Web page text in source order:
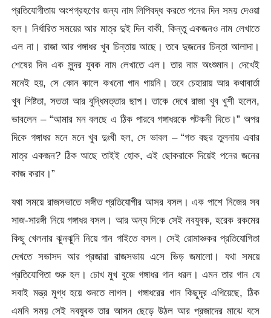
প্রতিযোগীতায় অংশগ্রহণের জন্য নাম লিপিবদ্ধ করতে পনের দিন সময় দেওয়া
হল। নির্ধারিত সময়ের আর মাত্র দুই দিন বাকী, কিন্তু একজনও নাম লেখাতে
এল না। রাজা আর গঙ্গাধর খুব চিন্তায় আছে। তবে দুজনের চিন্তা আলাদা।
শেষের দিন এক সুন্দর যুবক নাম লেখাতে এল। তার নাম অংশুমান। দেখেই
মনেই হয়, সে কোন কালে কখনো গান গায়নি। তবে চেহারায় আর কথাবার্তা
খুব শিষ্টতা, সততা আর বুদ্ধিমত্তার ছাপ। তাকে দেখে রাজা খুব খুশী হলেন,
ভাবলেন – “আমার মন বলছে এ ঠিক পারবে গঙ্গাধরকে পটকনী দিতে।” অপর
দিকে গঙ্গাধর মনে মনে খুব দুঃখী হল, সে ভাবল – “গত বছর তুলনায় এবার
মাত্র একজন? ঠিক আছে তাইই হোক, এই ছোকরাকে দিয়েই পনের জনের
কাজ করাব।”
যথা সময়ে রাজসভাতে সঙ্গীত প্রতিযোগীর আসর বসল। এক পাশে নিজের সব
সাজ-সারঙ্গী নিয়ে গঙ্গাধর বসল। আর অন্য দিকে সেই নবযুবক, হরেক রকমের
কিছু খেলনার ঝুনঝুনি নিয়ে গান গাইতে বসল। সেই রোমাঞ্চকর প্রতিযোগিতা
দেখতে সভাসদ আর প্রজারা রাজসভায় এসে ভিড় জমালো। যথা সময়ে
প্রতিযোগিতা শুরু হল। চোখ মুখ বুজে গঙ্গাধর গান ধরল। এমন তার গান যে
সবাই মন্ত্র মুগ্ধ হয়ে শুনতে লাগল। গঙ্গাধরের গান কিছুদূর এগিয়েছে, ঠিক
এমনি সময় সেই নবযুবক তার আসন ছেড়ে উঠল আর প্রজাদের মাঝে বসে